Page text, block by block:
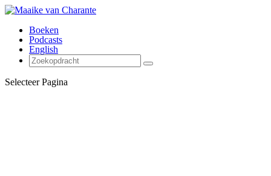
Boeken
Podcasts
English
Selecteer Pagina